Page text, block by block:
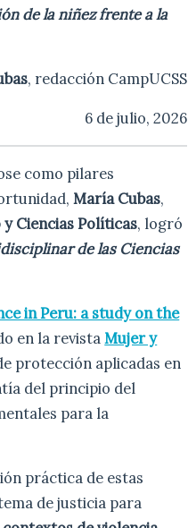
de la niñez frente a la
, redacción CampUCSS
6 de julio, 2026
como pilares
María Cubas,
Ciencias Políticas, logró
de las Ciencias
in Peru: a study on the
en la revistaMujer y
protección aplicadas en
del principio del
para la
práctica de estas
de justicia para